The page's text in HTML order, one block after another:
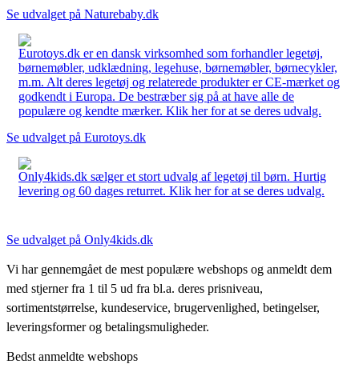
Se udvalget på Naturebaby.dk
Eurotoys.dk er en dansk virksomhed som forhandler legetøj,
børnemøbler, udklædning, legehuse, børnemøbler, børnecykler,
m.m. Alt deres legetøj og relaterede produkter er CE-mærket og
godkendt i Europa. De bestræber sig på at have alle de
populære og kendte mærker. Klik her for at se deres udvalg.
Se udvalget på Eurotoys.dk
Only4kids.dk sælger et stort udvalg af legetøj til børn. Hurtig
levering og 60 dages returret. Klik her for at se deres udvalg.
Se udvalget på Only4kids.dk
Vi har gennemgået de mest populære webshops og anmeldt dem
med stjerner fra 1 til 5 ud fra bl.a. deres prisniveau,
sortimentstørrelse, kundeservice, brugervenlighed, betingelser,
leveringsformer og betalingsmuligheder.
Bedst anmeldte webshops